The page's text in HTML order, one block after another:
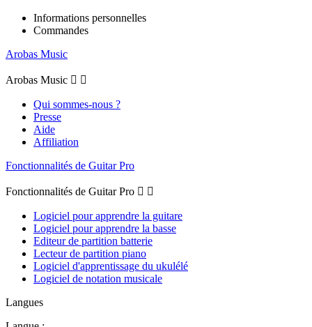
Informations personnelles
Commandes
Arobas Music
Arobas Music  
Qui sommes-nous ?
Presse
Aide
Affiliation
Fonctionnalités de Guitar Pro
Fonctionnalités de Guitar Pro  
Logiciel pour apprendre la guitare
Logiciel pour apprendre la basse
Editeur de partition batterie
Lecteur de partition piano
Logiciel d'apprentissage du ukulélé
Logiciel de notation musicale
Langues